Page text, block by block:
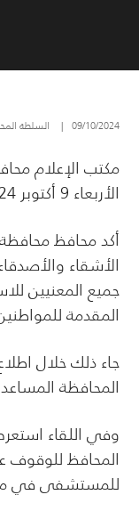
09/10/2024
| السلطة
مكتب الإعلام
الأربعاء 9 أكتوبر 2024 م
أكد محافظ
الأشقاء
جميع المعنيين
المقدمة
جاء ذلك خلال
المحافظة
وفي اللقاء
المحافظ للوقوف
للمستشفى في